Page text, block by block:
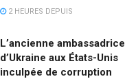
2 HEURES DEPUIS
L’ancienne ambassadrice
d’Ukraine aux États-Unis
inculpée de corruption